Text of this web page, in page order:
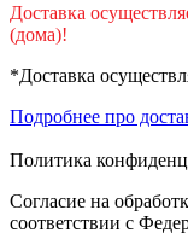
Доставка
(дома)!
*Доставка
Подробнее про
Политика
Согласие на
соответствии с